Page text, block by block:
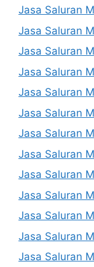
Jasa Saluran
Jasa Saluran
Jasa Saluran
Jasa Saluran
Jasa Saluran
Jasa Saluran
Jasa Saluran
Jasa Saluran
Jasa Saluran
Jasa Saluran
Jasa Saluran
Jasa Saluran
Jasa Saluran